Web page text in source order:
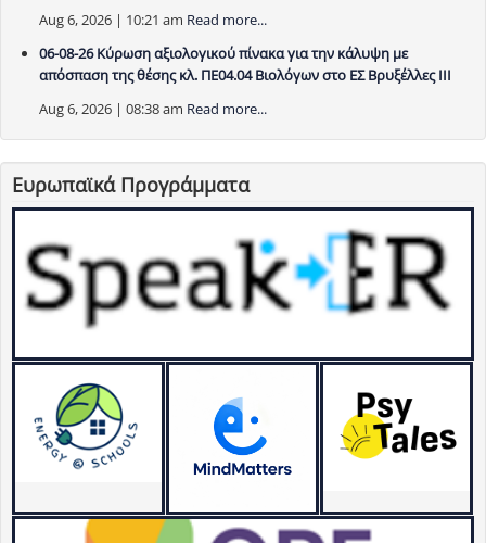
Aug 6, 2026 | 10:21 am Read more...
06-08-26 Κύρωση αξιολογικού πίνακα για την κάλυψη με
απόσπαση της θέσης κλ. ΠΕ04.04 Βιολόγων στο ΕΣ Βρυξέλλες ΙΙΙ
Aug 6, 2026 | 08:38 am Read more...
Ευρωπαϊκά Προγράμματα